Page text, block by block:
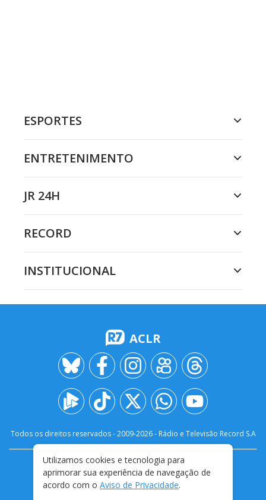
ESPORTES
ENTRETENIMENTO
JR 24H
RECORD
INSTITUCIONAL
ACLR
Todos os direitos reservados - 2009-2026- Rádio e Televisão Record S.A
FALE CONOSCO
PRIVACIDADE
TERMOS E CONDIÇÕES DE USO
Utilizamos cookies e tecnologia para
aprimorar sua experiência de navegação de
acordo com o Aviso de Privacidade.